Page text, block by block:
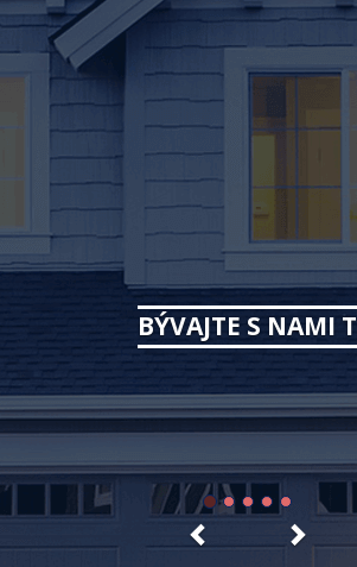
BÝVAJTE S NAMI T
PreviousNext